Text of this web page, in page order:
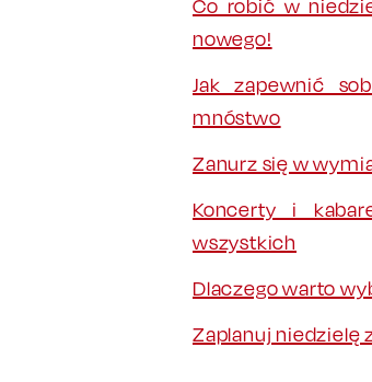
Co robić w
nowego!
Jak zapewnić
mnóstwo
Zanurz się w
Koncerty i
wszystkich
Dlaczego warto
Zaplanuj niedzielę